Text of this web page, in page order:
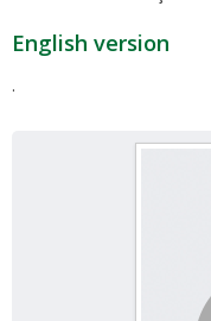
English version
.